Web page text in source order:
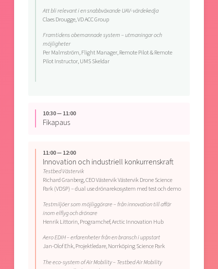
Att bli relevant i en snabbväxande UAV-värdekedja
Claes Drougge, VD ACC Group
Framtidens obemannade system – utmaningar och
möjligheter
Per Malmström, Flight Manager, Remote Pilot & Remote
Pilot Instructor, UMS Skeldar
10:30 — 11:00
Fikapaus
11:00 — 12:00
Innovation och industriell konkurrenskraft
Testbed Västervik
Richard Granberg, CEO Västervik Västervik Drone Science
Park (VDSP) – dual use drönarekosystem med test och demo
Testmiljöer som möjliggörare – från innovation till affär
inom elflyg och drönare
Henrik Littorin, Programchef, Arctic Innovation Hub
Aero EDIH – erfarenheter från en bransch i uppstart
Jan-Olof Ehk, Projektledare, Norrköping Science Park
The eco-system of Air Mobility – Testbed Air Mobility